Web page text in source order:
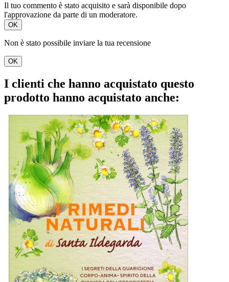
Il tuo commento è stato acquisito e sarà disponibile dopo
l'approvazione da parte di un moderatore.
OK
Non è stato possibile inviare la tua recensione
OK
I clienti che hanno acquistato questo
prodotto hanno acquistato anche: